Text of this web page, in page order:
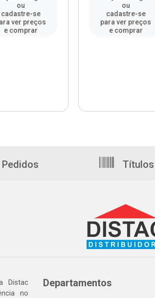
ou
cadastre-se
ver preços
e comprar
ou
cadastre-se
para ver preços
e comprar
Títulos
Distac
no
Departamentos